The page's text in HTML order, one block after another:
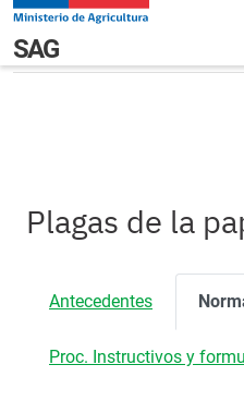
Pasar al contenido principal
Navegación
SAG
Normativas
Plagas de la
Antecedentes
Proc. Instructivos y